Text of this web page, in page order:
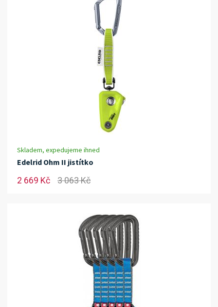
Skladem, expedujeme ihned
Edelrid Ohm II jistítko
2 669 Kč 3 063 Kč